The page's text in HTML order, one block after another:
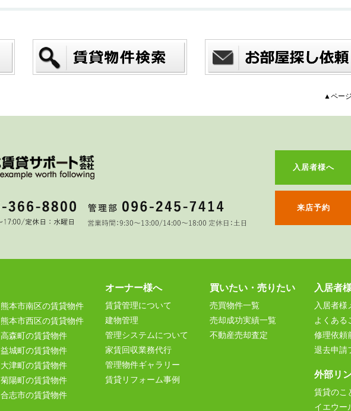
▲ペー
入居者様へ
来店予約
熊本市南区の賃貸物件
熊本市西区の賃貸物件
高森町の賃貸物件
益城町の賃貸物件
大津町の賃貸物件
菊陽町の賃貸物件
合志市の賃貸物件
オーナー様へ
賃貸管理について
建物管理
管理システムについて
家賃回収業務代行
管理物件ギャラリー
賃貸リフォーム事例
買いたい・売りたい
売買物件一覧
売却成功実績一覧
不動産売却査定
入居者
入居者様
よくある
修理依頼
退去申請
外部リ
賃貸のこ
イエウー